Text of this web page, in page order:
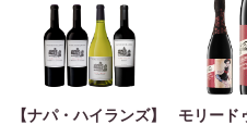
【ナパ・ハイランズ】
モリー